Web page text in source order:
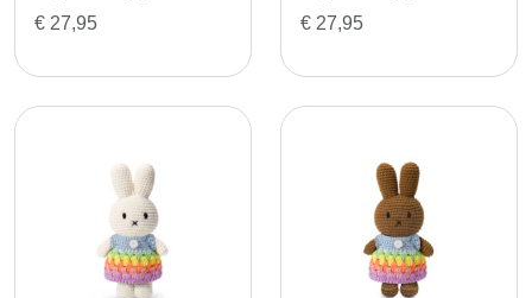
n
€ 27,95 € 27,95